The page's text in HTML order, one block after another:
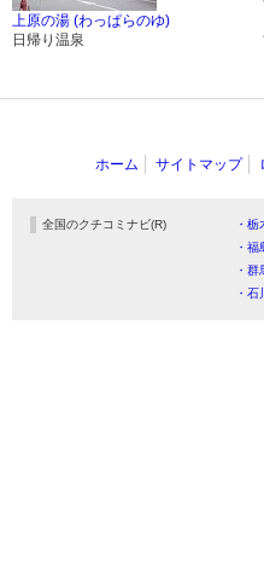
上原の湯 (わっぱらのゆ)
日帰り温泉
ホーム サイトマップ
全国のクチコミナビ(R) ・栃
・福
・群
・石